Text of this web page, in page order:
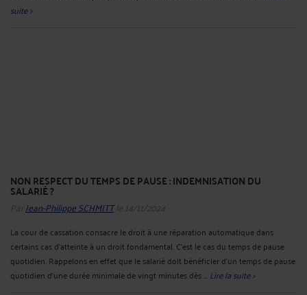
suite >
NON RESPECT DU TEMPS DE PAUSE : INDEMNISATION DU
SALARIÉ ?
Par Jean-Philippe SCHMITTle 14/11/2024
La cour de cassation consacre le droit à une réparation automatique dans
certains cas d’atteinte à un droit fondamental. C’est le cas du temps de pause
quotidien. Rappelons en effet que le salarié doit bénéficier d’un temps de pause
quotidien d’une durée minimale de vingt minutes dès ... Lire la suite >